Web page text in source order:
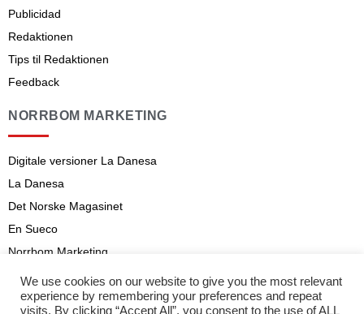
Publicidad
Redaktionen
Tips til Redaktionen
Feedback
NORRBOM MARKETING
Digitale versioner La Danesa
La Danesa
Det Norske Magasinet
En Sueco
Norrbom Marketing
Aviso legal
Abonnementsvilkår
We use cookies on our website to give you the most relevant
experience by remembering your preferences and repeat
visits. By clicking “Accept All”, you consent to the use of ALL